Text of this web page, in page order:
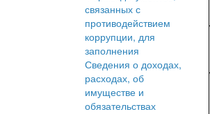
связанных с
противодействием
коррупции, для
заполнения
Сведения о доходах,
расходах, об
имуществе и
обязательствах